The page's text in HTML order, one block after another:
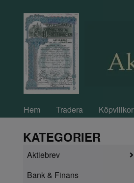
Hem Tradera Köpvillkor
KATEGORIER
Aktiebrev
Bank & Finans